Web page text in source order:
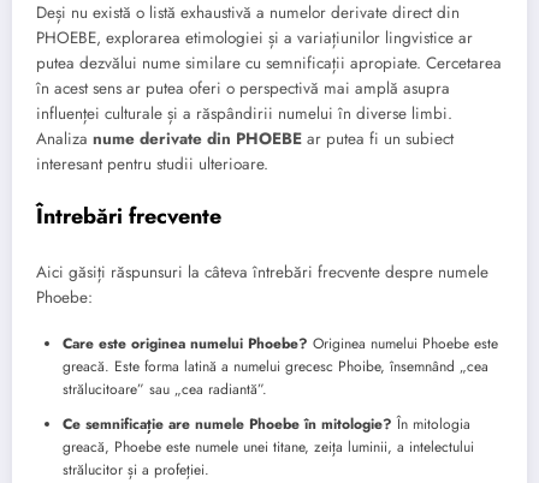
Deși nu există o listă exhaustivă a numelor derivate direct din
PHOEBE, explorarea etimologiei și a variațiunilor lingvistice ar
putea dezvălui nume similare cu semnificații apropiate. Cercetarea
în acest sens ar putea oferi o perspectivă mai amplă asupra
influenței culturale și a răspândirii numelui în diverse limbi.
Analiza nume derivate din PHOEBE ar putea fi un subiect
interesant pentru studii ulterioare.
Întrebări frecvente
Aici găsiți răspunsuri la câteva întrebări frecvente despre numele
Phoebe:
Care este originea numelui Phoebe? Originea numelui Phoebe este
greacă. Este forma latină a numelui grecesc Phoibe, însemnând „cea
strălucitoare” sau „cea radiantă”.
Ce semnificație are numele Phoebe în mitologie? În mitologia
greacă, Phoebe este numele unei titane, zeița luminii, a intelectului
strălucitor și a profeției.